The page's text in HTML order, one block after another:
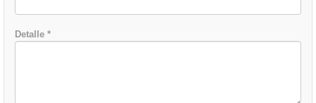
Detalle *